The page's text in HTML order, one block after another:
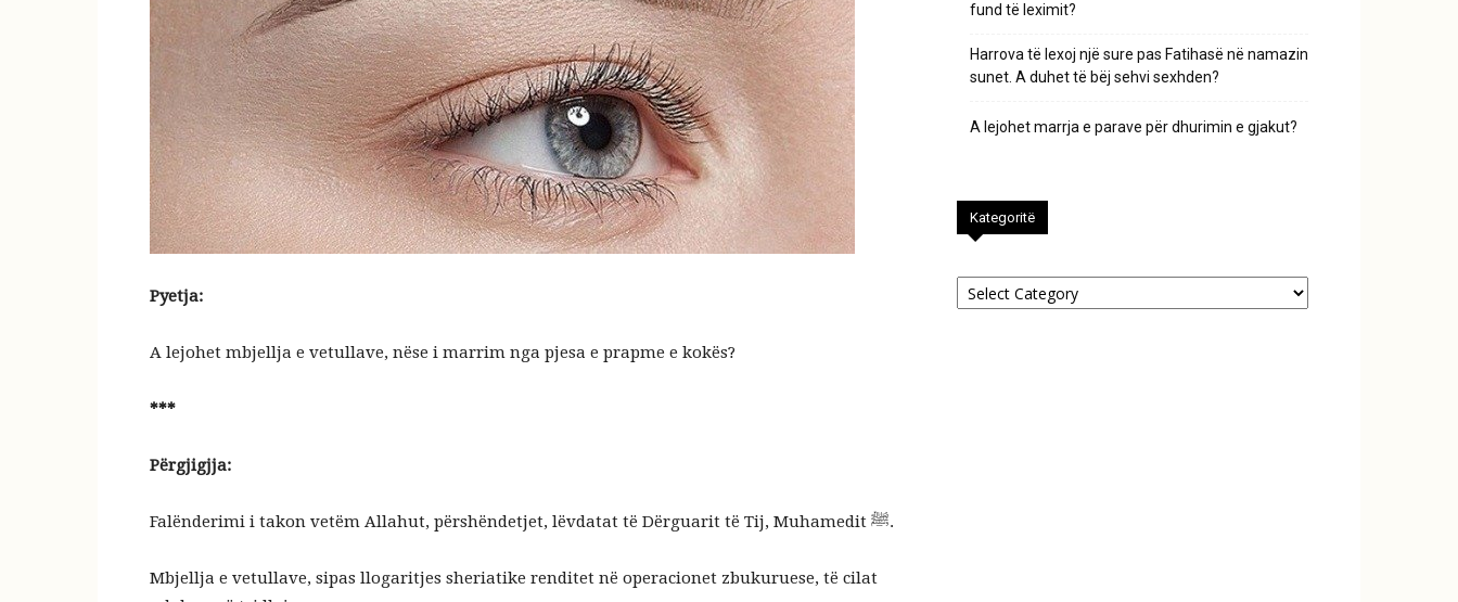
islame
Pyetja:
A lejohet mbjellja e vetullave, nëse i marrim nga pjesa e prapme e kokës?
***
Përgjigjja:
Falënderimi i takon vetëm Allahut, përshëndetjet, lëvdatat të Dërguarit të Tij, Muhamedit ﷺ.
Mbjellja e vetullave, sipas llogaritjes sheriatike renditet në operacionet zbukuruese, të cilat
fund të leximit?
Harrova të lexoj një sure pas Fatihasë në namazin
sunet. A duhet të bëj sehvi sexhden?
A lejohet marrja e parave për dhurimin e gjakut?
Kategoritë
Kategoritë